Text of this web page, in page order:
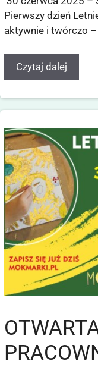
Pierwszy dzień
aktywnie i twórczo
Czytaj dalej